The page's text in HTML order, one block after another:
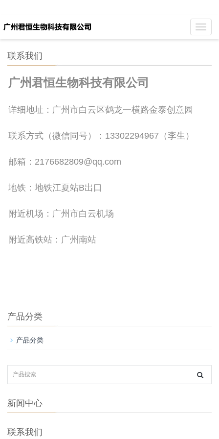
联系我们
广州君恒生物科技有限公司
详细地址：广州市白云区鹤龙一横路金泰创意园
联系方式（微信同号）：13302294967（李生）
邮箱：2176682809@qq.com
地铁：地铁江夏站B出口
附近机场：广州市白云机场
附近高铁站：广州南站
产品分类
产品分类
新闻中心
联系我们